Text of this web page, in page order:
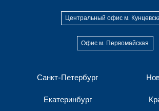
Центральный офис м.
Офис м. Первомайская
Санкт-Петербург
Екатеринбург